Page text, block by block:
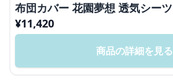
布団カバー 花園夢想 透気シーツ
¥11,420
商品の詳細を見る